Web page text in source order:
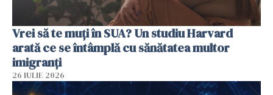
Vrei să te muți în SUA? Un studiu Harvard
arată ce se întâmplă cu sănătatea multor
imigranți
26 IULIE 2026